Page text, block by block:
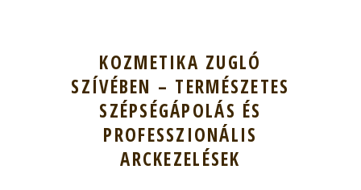
KOZMETIKA ZUGLÓ
SZÍVÉBEN – TERMÉSZETES
SZÉPSÉGÁPOLÁS ÉS
PROFESSZIONÁLIS
ARCKEZELÉSEK